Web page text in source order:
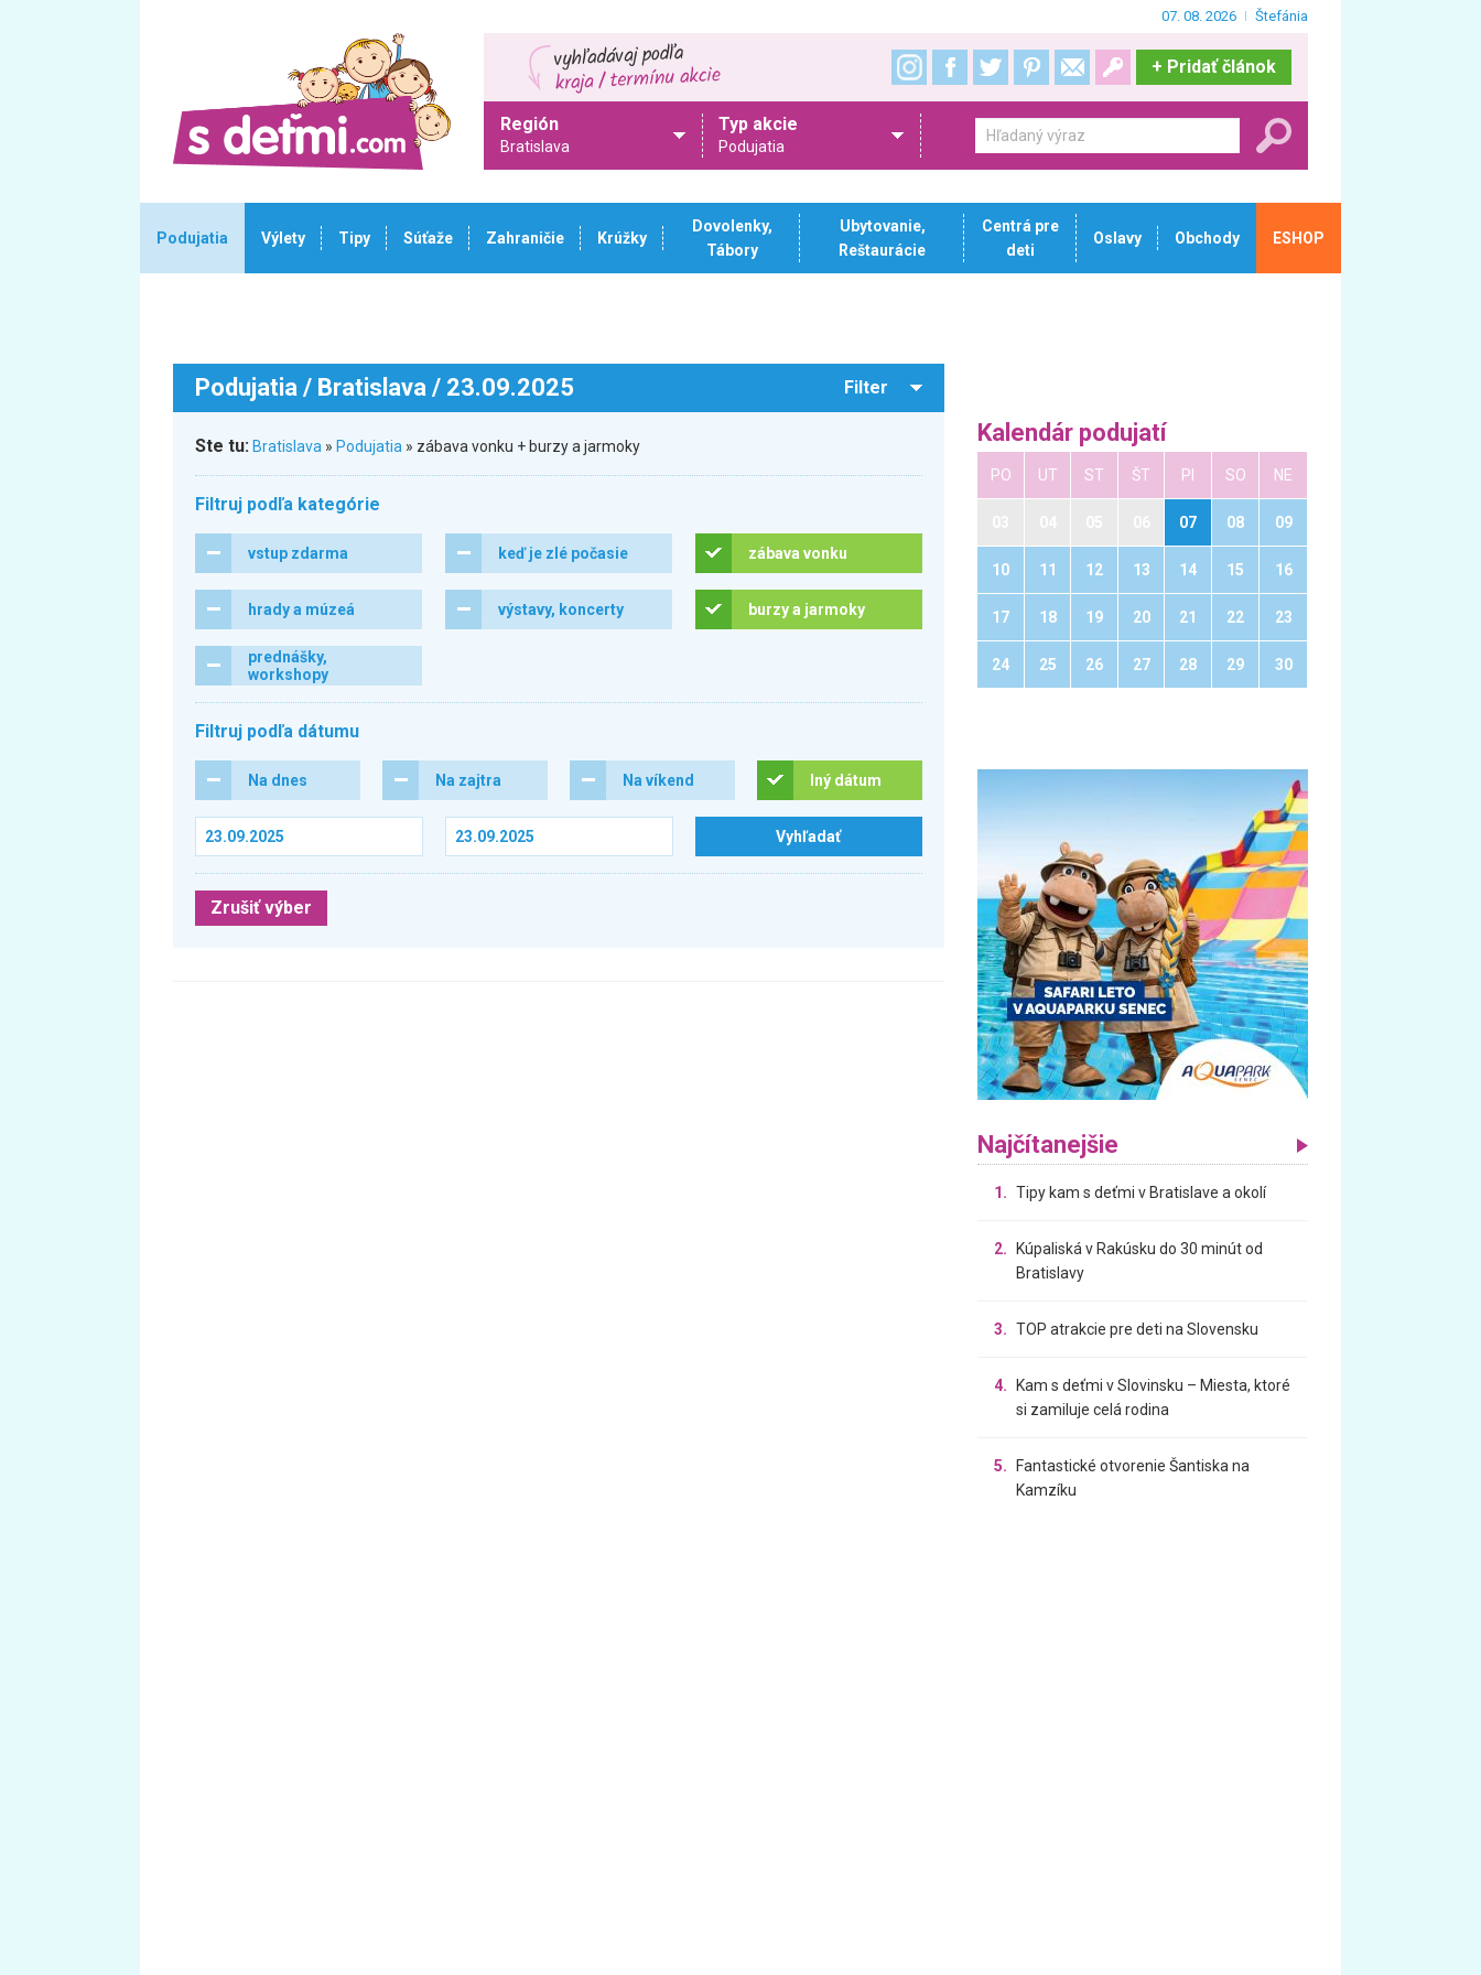
07. 08. 2026 Štefánia
+ Pridať článok
Región
Bratislava
Typ akcie
Podujatia
Podujatia Výlety Tipy Súťaže Zahraničie Krúžky
Dovolenky,
Tábory
Ubytovanie,
Reštaurácie
Centrá pre
deti
Oslavy Obchody ESHOP
Podujatia / Bratislava / 23.09.2025 Filter
Ste tu: Bratislava » Podujatia » zábava vonku + burzy a jarmoky
Filtruj podľa kategórie
vstup zdarma keď je zlé počasie zábava vonku
hrady a múzeá výstavy, koncerty burzy a jarmoky
prednášky,
workshopy
Filtruj podľa dátumu
Na dnes Na zajtra Na víkend Iný dátum
Zrušiť výber
Kalendár podujatí
PO UT ST ŠT PI SO NE
07 08 09
10 11 12 13 14 15 16
17 18 19 20 21 22 23
24 25 26 27 28 29 30
Najčítanejšie
1. Tipy kam s deťmi v Bratislave a okolí
2.
Kúpaliská v Rakúsku do 30 minút od
Bratislavy
3. TOP atrakcie pre deti na Slovensku
4.
Kam s deťmi v Slovinsku – Miesta, ktoré
si zamiluje celá rodina
5.
Fantastické otvorenie Šantiska na
Kamzíku